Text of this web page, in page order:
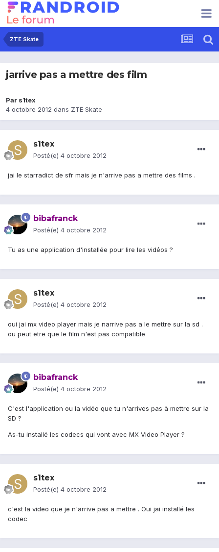
ZTE Skate
jarrive pas a mettre des film
Par s1tex
4 octobre 2012 dans ZTE Skate
s1tex
Posté(e) 4 octobre 2012
jai le starradict de sfr mais je n'arrive pas a mettre des films .
bibafranck
Posté(e) 4 octobre 2012
Tu as une application d'installée pour lire les vidéos ?
s1tex
Posté(e) 4 octobre 2012
oui jai mx video player mais je narrive pas a le mettre sur la sd .
ou peut etre que le film n'est pas compatible
bibafranck
Posté(e) 4 octobre 2012
C'est l'application ou la vidéo que tu n'arrives pas à mettre sur la
SD ?
As-tu installé les codecs qui vont avec MX Video Player ?
s1tex
Posté(e) 4 octobre 2012
c'est la video que je n'arrive pas a mettre . Oui jai installé les
codec